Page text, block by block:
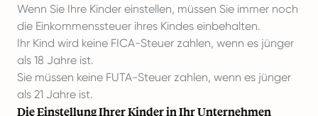
Wenn Sie Ihre Kinder einstellen, müssen Sie immer noch
die Einkommenssteuer ihres Kindes einbehalten.
Ihr Kind wird keine FICA-Steuer zahlen, wenn es jünger
als 18 Jahre ist.
Sie müssen keine FUTA-Steuer zahlen, wenn es jünger
als 21 Jahre ist.
Die Einstellung Ihrer Kinder in Ihr Unternehmen